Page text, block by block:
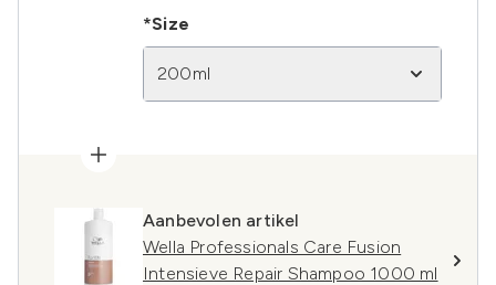
*Size
200ml
Aanbevolen artikel
Wella Professionals Care Fusion
Intensieve Repair Shampoo 1000 ml